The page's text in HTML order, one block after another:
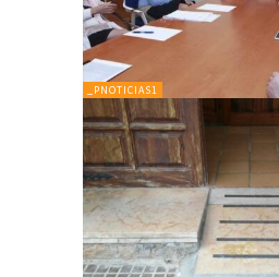
_PNOTICIAS1